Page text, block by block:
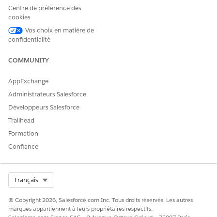
comptes clients, les commandes et la tarification, et aider
les agents de service à atteindre leurs objectifs et à les
encourager.
l'efficacité
CET ARTICLE A-T-IL RÉSOLU VOTRE PROBLÈME ?
Dites-nous ce que nous pouvons améliorer !
Centre de préférence des
cookies
Vos choix en matière de
confidentialité
COMMUNITY
AppExchange
Administrateurs Salesforce
Développeurs Salesforce
Trailhead
Formation
Confiance
Français
© Copyright 2026, Salesforce.com Inc. Tous droits réservés. Les autres
marques appartiennent à leurs propriétaires respectifs.